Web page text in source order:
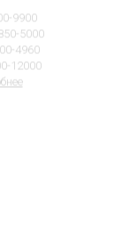
9900
5000
4960
12000